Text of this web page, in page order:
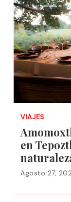
VIAJES
en
Agosto 27,